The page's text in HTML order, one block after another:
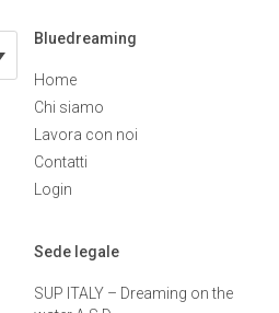
Bluedreaming
Home
Chi siamo
Lavora con noi
Contatti
Login
Sede legale
SUP ITALY – Dreaming on the